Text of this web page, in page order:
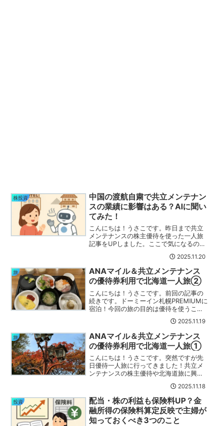
株投資
中国の渡航自粛で共立メンテナン
スの業績に影響はある？AIに聞い
てみた！
こんにちは！うさこです。昨日まで共立
メンテナンスの株主優待を使った一人旅
記事をUPしました。ここで気になるのが
気になったので早速大先生にAIにいろい
ろ聞いてみました(｀・ω・´)今回は 「AI
の回答をもと...
2025.11.20
旅
ANAマイル＆共立メンテナンス
の優待券利用で北海道一人旅②
こんにちは！うさこです。前回の記事の
続きです。ドーミーイン札幌PREMIUMに
宿泊！今回の旅の目的は優待を使うこと
が使えるドーミーインを予約しました。
ビジネスホテルなので一人旅にも優しい
お宿です(*´ω｀...
2025.11.19
旅
ANAマイル＆共立メンテナンス
の優待券利用で北海道一人旅①
こんにちは！うさこです。突然ですが先
日優待一人旅に行ってきました！共立メ
ンテナンスの株主優待や北海道旅に興味
みてください(*´▽｀*)一人旅の目的実は
今回が初の一人旅の私。私は腰が重い人
間なので、一人旅っ...
2025.11.18
投資
配当・株の利益も保険料UP？金
融所得の保険料算定反映で主婦が
知っておくべき3つのこと